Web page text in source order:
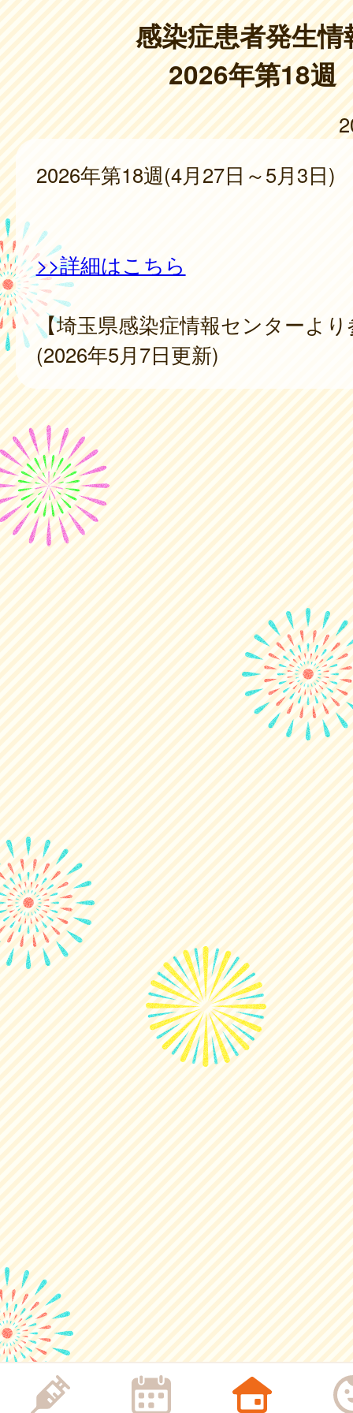
感染症患者発生情
2026年第18週
2026年第18週(4月27日～5月3日)
>>詳細はこちら
【埼玉県感染症情報センターより
(2026年5月7日更新)